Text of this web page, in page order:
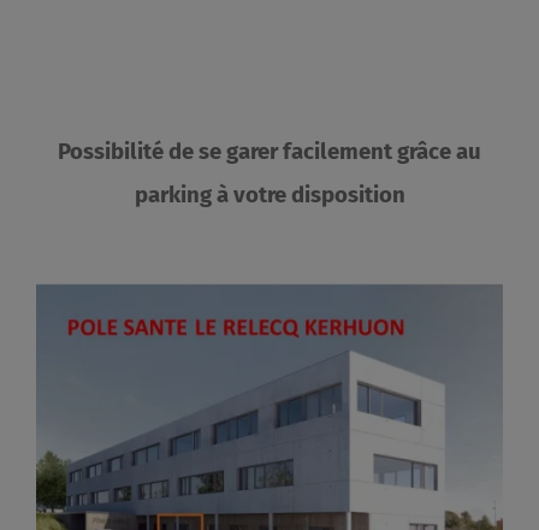
Possibilité de se garer facilement grâce au
parking à votre disposition